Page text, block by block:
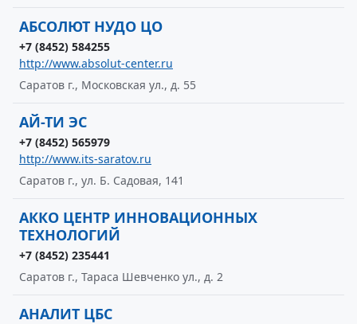
АБСОЛЮТ НУДО ЦО
+7 (8452) 584255
http://www.absolut-center.ru
Саратов г., Московская ул., д. 55
АЙ-ТИ ЭС
+7 (8452) 565979
http://www.its-saratov.ru
Саратов г., ул. Б. Садовая, 141
АККО ЦЕНТР ИННОВАЦИОННЫХ
ТЕХНОЛОГИЙ
+7 (8452) 235441
Саратов г., Тараса Шевченко ул., д. 2
АНАЛИТ ЦБС